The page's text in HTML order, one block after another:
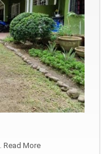
Read More